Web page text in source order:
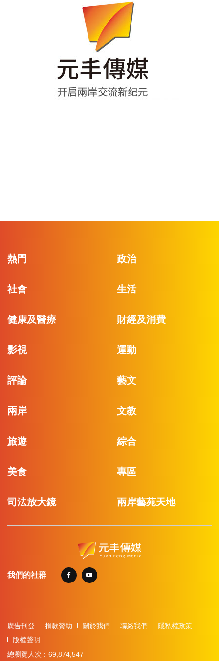
熱門 政治
社會 生活
健康及醫療 財經及消費
影視 運動
評論 藝文
兩岸 文教
旅遊 綜合
美食 專區
司法放大鏡 兩岸藝苑天地
我們的社群
廣告刊登 捐款贊助 關於我們 聯絡我們
隱私權政策
版權聲明
總瀏覽人次：69,874,547